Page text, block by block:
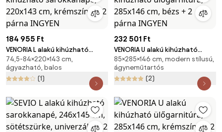
184 955 Ft
VENORIA L alakú kihúzható
sarokkanapé, 220x143 cm,
krémszínű + 2 párna INGYEN
74,5-84×220×143 cm,
ágyazható, balos
(1)
232 501 Ft
VENORIA U alakú kihúzható
ülőgarnitúra, 285x146 cm, bézs
+ 2 párna INGYEN
85×285×146 cm, modern stílusú,
ágyneműtartós
(2)